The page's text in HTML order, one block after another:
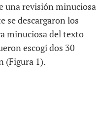
una revisión minuciosa
se descargaron los
minuciosa del texto
escogi dos 30
(Figura 1).